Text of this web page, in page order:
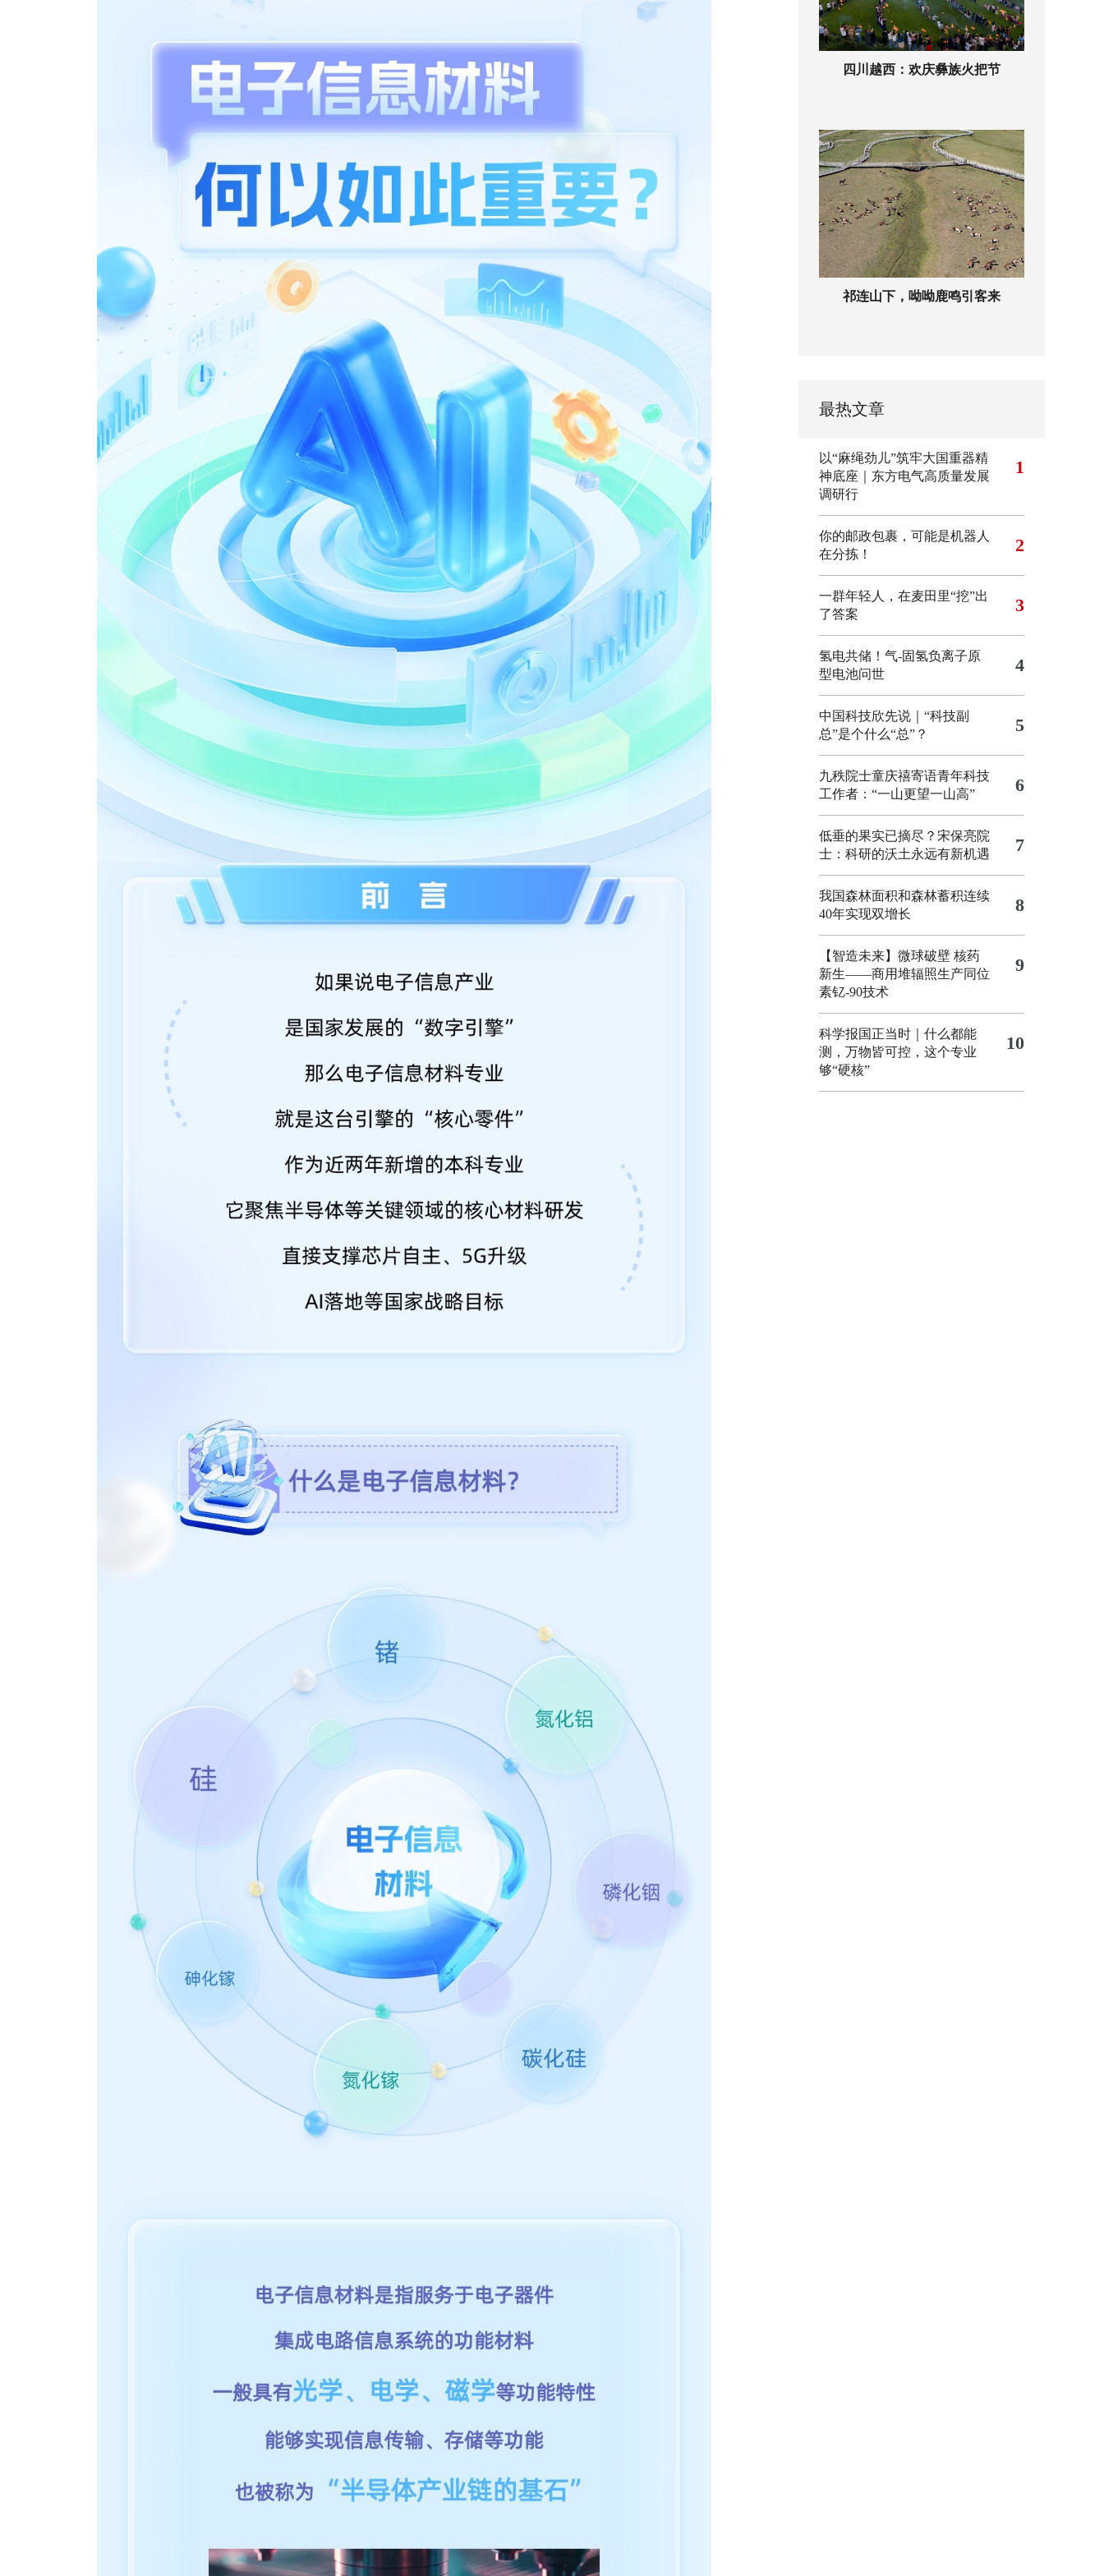
四川越西：欢庆彝族火把节
祁连山下，呦呦鹿鸣引客来
最热文章
以“麻绳劲儿”筑牢大国重器精
神底座｜东方电气高质量发展
调研行
1
你的邮政包裹，可能是机器人
在分拣！
2
一群年轻人，在麦田里“挖”出
了答案
3
氢电共储！气-固氢负离子原
型电池问世
4
中国科技欣先说｜“科技副
总”是个什么“总”？
5
九秩院士童庆禧寄语青年科技
工作者：“一山更望一山高”
6
低垂的果实已摘尽？宋保亮院
士：科研的沃土永远有新机遇
7
我国森林面积和森林蓄积连续
40年实现双增长
8
【智造未来】微球破壁 核药
新生——商用堆辐照生产同位
素钇-90技术
9
科学报国正当时｜什么都能
测，万物皆可控，这个专业
够“硬核”
10